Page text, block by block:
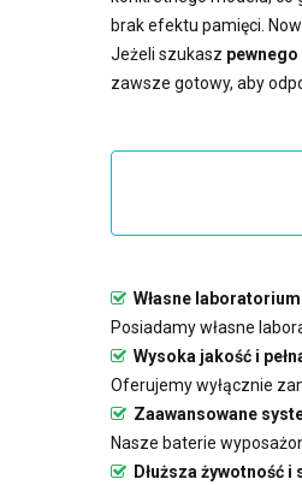
brak efektu pamięci.
Jeżeli szukasz
zawsze gotowy, aby
Własne
Posiadamy własne
Wysoka jakość i
Oferujemy wyłącznie
Zaawansowane
Nasze baterie
Dłuższa żywotność